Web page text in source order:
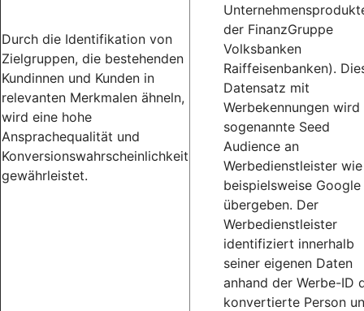
Durch die Identifikation von
Zielgruppen, die bestehenden
Kundinnen und Kunden in
relevanten Merkmalen ähneln,
wird eine hohe
Ansprachequalität und
Konversionswahrscheinlichkeit
gewährleistet.
der FinanzGruppe
Volksbanken
Raiffeisenbanken).
Datensatz mit
Werbekennungen wird
sogenannte Seed
Audience an
Werbedienstleister wie
beispielsweise Google
übergeben. Der
Werbedienstleister
identifiziert innerhalb
seiner eigenen Daten
anhand der Werbe-ID
konvertierte Person